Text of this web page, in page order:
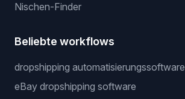
Nischen-Finder
Beliebte workflows
dropshipping automatisierungssoftware
eBay dropshipping software